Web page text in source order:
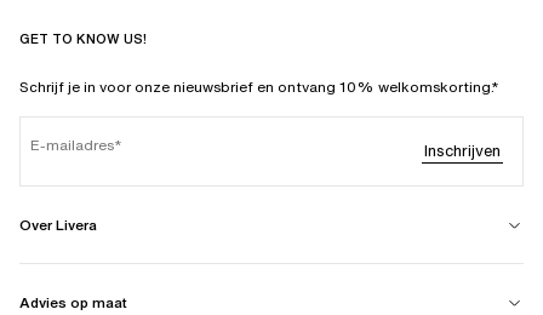
GET TO KNOW US!
Schrijf je in voor onze nieuwsbrief en ontvang 10% welkomskorting.*
E-mailadres Inschrijven
Over Livera
Advies op maat